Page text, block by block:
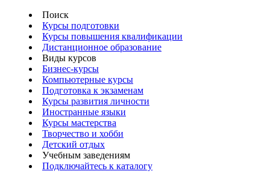
Поиск
Курсы подготовки
Курсы повышения квалификации
Дистанционное образование
Виды курсов
Бизнес-курсы
Компьютерные курсы
Подготовка к экзаменам
Курсы развития личности
Иностранные языки
Курсы мастерства
Творчество и хобби
Детский отдых
Учебным заведениям
Подключайтесь к каталогу